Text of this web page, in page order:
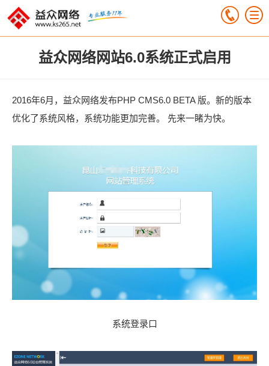
益众网络网站6.0系统正式启用
2016年6月，益众网络发布PHP CMS6.0 BETA 版。新的版本
优化了系统风格，系统功能更加完善。 先来一睹为快。
系统登录口